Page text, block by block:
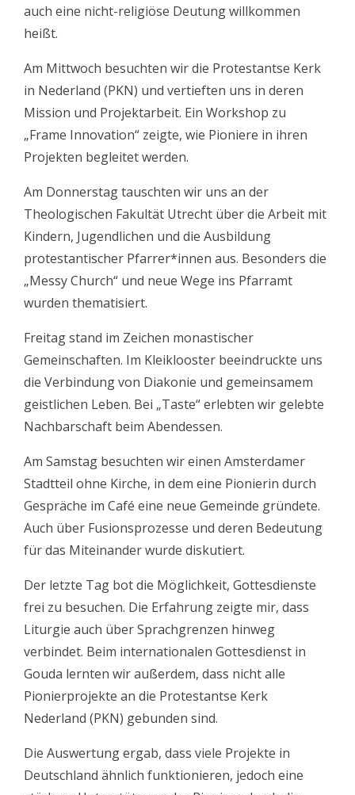
auch eine nicht-religiöse Deutung willkommen
heißt.
Am Mittwoch besuchten wir die Protestantse Kerk
in Nederland (PKN) und vertieften uns in deren
Mission und Projektarbeit. Ein Workshop zu
„Frame Innovation“ zeigte, wie Pioniere in ihren
Projekten begleitet werden.
Am Donnerstag tauschten wir uns an der
Theologischen Fakultät Utrecht über die Arbeit mit
Kindern, Jugendlichen und die Ausbildung
protestantischer Pfarrer*innen aus. Besonders die
„Messy Church“ und neue Wege ins Pfarramt
wurden thematisiert.
Freitag stand im Zeichen monastischer
Gemeinschaften. Im Kleiklooster beeindruckte uns
die Verbindung von Diakonie und gemeinsamem
geistlichen Leben. Bei „Taste“ erlebten wir gelebte
Nachbarschaft beim Abendessen.
Am Samstag besuchten wir einen Amsterdamer
Stadtteil ohne Kirche, in dem eine Pionierin durch
Gespräche im Café eine neue Gemeinde gründete.
Auch über Fusionsprozesse und deren Bedeutung
für das Miteinander wurde diskutiert.
Der letzte Tag bot die Möglichkeit, Gottesdienste
frei zu besuchen. Die Erfahrung zeigte mir, dass
Liturgie auch über Sprachgrenzen hinweg
verbindet. Beim internationalen Gottesdienst in
Gouda lernten wir außerdem, dass nicht alle
Pionierprojekte an die Protestantse Kerk
Nederland (PKN) gebunden sind.
Die Auswertung ergab, dass viele Projekte in
Deutschland ähnlich funktionieren, jedoch eine